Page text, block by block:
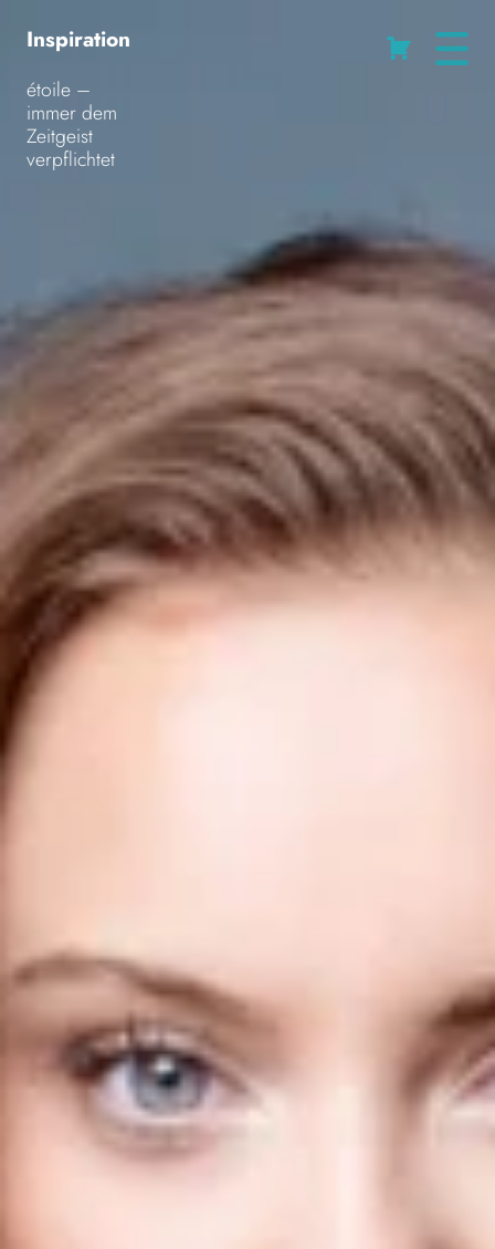
Cart
Inspiration
étoile –
immer dem
Zeitgeist
verpflichtet